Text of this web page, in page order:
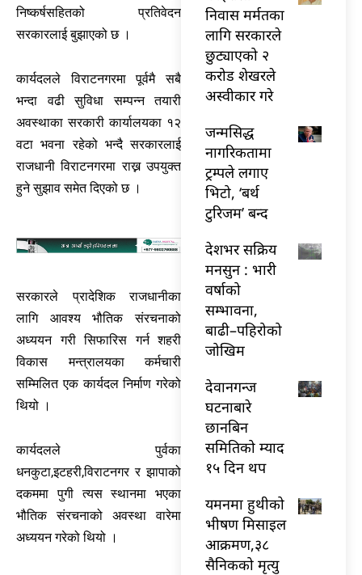
निष्कर्षसहितको प्रतिवेदन
सरकारलाई बुझाएको छ ।
कार्यदलले विराटनगरमा पूर्वमै सबै
भन्दा वढी सुविधा सम्पन्न तयारी
अवस्थाका सरकारी कार्यालयका १२
वटा भवना रहेको भन्दै सरकारलाई
राजधानी विराटनगरमा राख्न उपयुक्त
हुने सुझाव समेत दिएको छ ।
सरकारले प्रादेशिक राजधानीका
लागि आवश्य भौतिक संरचनाको
अध्ययन गरी सिफारिस गर्न शहरी
विकास मन्त्रालयका कर्मचारी
सम्मिलित एक कार्यदल निर्माण गरेको
थियो ।
कार्यदलले पुर्वका
धनकुटा,इटहरी,विराटनगर र झापाको
दकममा पुगी त्यस स्थानमा भएका
भौतिक संरचनाको अवस्था वारेमा
अध्ययन गरेको थियो ।
निवास मर्मतका
लागि सरकारले
छुट्याएको २
करोड शेखरले
अस्वीकार गरे
जन्मसिद्ध
नागरिकतामा
ट्रम्पले लगाए
भिटो, ‘बर्थ
टुरिजम’ बन्द
देशभर सक्रिय
मनसुन : भारी
वर्षाको
सम्भावना,
बाढी–पहिरोको
जोखिम
देवानगन्ज
घटनाबारे
छानबिन
समितिको म्याद
१५ दिन थप
यमनमा हुथीको
भीषण मिसाइल
आक्रमण,३८
सैनिकको मृत्यु